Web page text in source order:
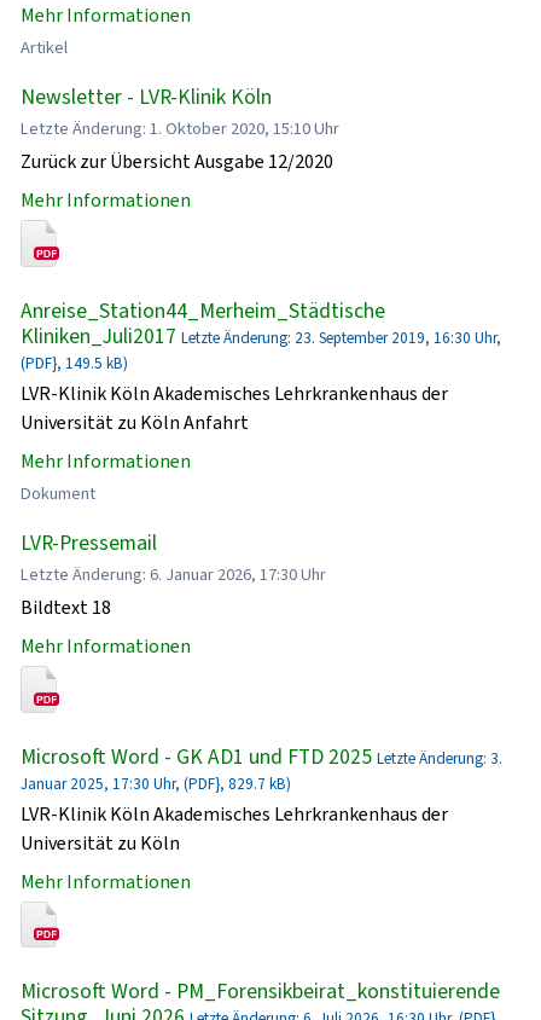
Mehr Informationen
Artikel
Newsletter - LVR-Klinik Köln
Letzte Änderung: 1. Oktober 2020, 15:10 Uhr
Zurück zur Übersicht Ausgabe 12/2020
Mehr Informationen
Anreise_Station44_Merheim_Städtische
Kliniken_Juli2017 Letzte Änderung: 23. September 2019, 16:30 Uhr,
(PDF}, 149.5 kB)
LVR-Klinik Köln Akademisches Lehrkrankenhaus der
Universität zu Köln Anfahrt
Mehr Informationen
Dokument
LVR-Pressemail
Letzte Änderung: 6. Januar 2026, 17:30 Uhr
Bildtext 18
Mehr Informationen
Microsoft Word - GK AD1 und FTD 2025 Letzte Änderung: 3.
Januar 2025, 17:30 Uhr, (PDF}, 829.7 kB)
LVR-Klinik Köln Akademisches Lehrkrankenhaus der
Universität zu Köln
Mehr Informationen
Microsoft Word - PM_Forensikbeirat_konstituierende